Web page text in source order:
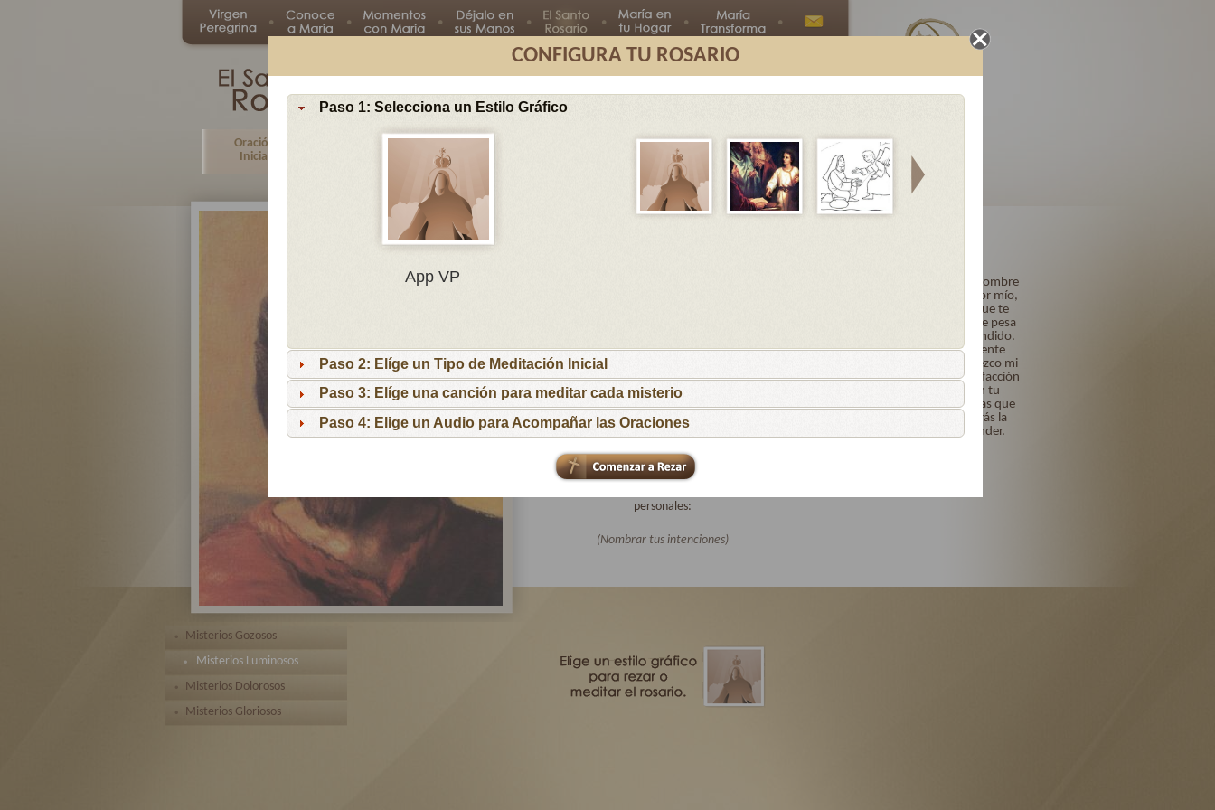
CONFIGURA TU ROSARIO
Paso 1: Selecciona un Estilo Gráfico
App VP
Paso 2: Elíge un Tipo de Meditación Inicial
Paso 3: Elíge una canción para meditar cada misterio
Paso 4: Elige un Audio para Acompañar las Oraciones
Oración
Inicial
Misterio
Cuarto
Quinto
Misterio
Letanías
Misterios Luminosos
los obispos y párrocos, por las familias que
esperan nuevos hijos para que las ayudes a
recibirlos y educarlos cristianamente y por los
niños y jóvenes con inquietudes vocacionales
para que respondan al llamado de tu Hijo
Amoroso.
Te pido especialmente por las intenciones de
todas las familias afiliadas a Virgen Peregrina
personales:
(Nombrar tus intenciones)
Señor mío Jesucristo, Dios y Hombre
verdadero, Creador y Redentor mío,
por ser Tú quien eres y porque te
amo sobre todas las cosas, me pesa
de todo corazón haberte ofendido.
Quiero y propongo firmemente
confesarme a su tiempo. Ofrezco mi
vida, obras y trabajos en satisfacción
de mis pecados y confío en tu
bondad y misericordia infinitas que
me los perdonarás y me darás la
gracia para no volverte ofender.
Misterios Gozosos
Misterios Luminosos
Misterios Dolorosos
Misterios Gloriosos